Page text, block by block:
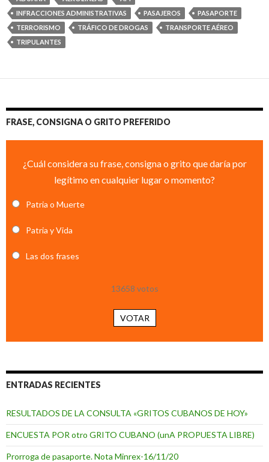
INFRACCIONES ADMINISTRATIVAS
PASAJEROS
PASAPORTE
TERRORISMO
TRÁFICO DE DROGAS
TRANSPORTE AÉREO
TRIPULANTES
FRASE, CONSIGNA O GRITO PREFERIDO
¿Cuál considera su frase, consigna o grito que daría por
legítimo en cualquier lugar o momento?
Patria o Muerte
Patria y Vida
Las dos frases
13658 votos
VOTAR
ENTRADAS RECIENTES
RESULTADOS DE LA CONSULTA «GRITOS CUBANOS DE HOY»
ENCUESTA POR otro GRITO CUBANO (unA PROPUESTA LIBRE)
Prorroga de pasaporte. Nota Minrex-16/11/20